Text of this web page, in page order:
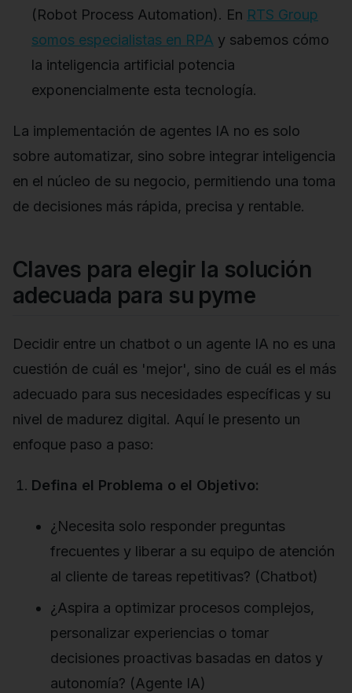
(Robot Process Automation). En RTS Group
somos especialistas en RPA y sabemos cómo
la inteligencia artificial potencia
exponencialmente esta tecnología.
La implementación de agentes IA no es solo
sobre automatizar, sino sobre integrar inteligencia
en el núcleo de su negocio, permitiendo una toma
de decisiones más rápida, precisa y rentable.
Claves para elegir la solución
adecuada para su pyme
Decidir entre un chatbot o un agente IA no es una
cuestión de cuál es 'mejor', sino de cuál es el más
adecuado para sus necesidades específicas y su
nivel de madurez digital. Aquí le presento un
enfoque paso a paso:
Defina el Problema o el Objetivo:
¿Necesita solo responder preguntas
frecuentes y liberar a su equipo de atención
al cliente de tareas repetitivas? (Chatbot)
¿Aspira a optimizar procesos complejos,
personalizar experiencias o tomar
decisiones proactivas basadas en datos y
autonomía? (Agente IA)